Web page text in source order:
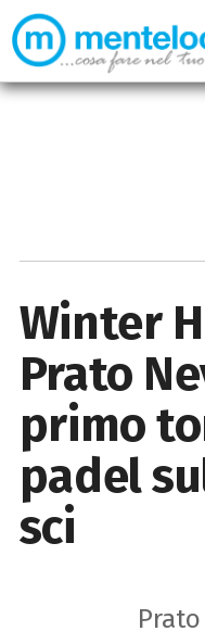
Winter
Prato
primo
padel
sci